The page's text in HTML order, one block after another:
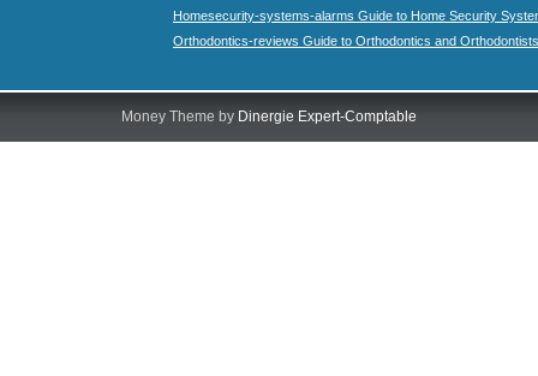
Homesecurity-systems-alarms Guide to Home Security
Orthodontics-reviews Guide to Orthodontics and Orthodontists
Money Theme by Dinergie Expert-Comptable